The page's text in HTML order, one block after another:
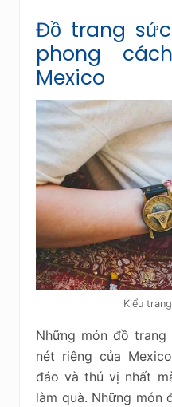
Đồ trang
phong
Mexico
Kiểu
Những món đồ
nét riêng của
đáo và thú vị nhất
làm quà. Những món